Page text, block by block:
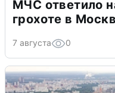
МЧС ответило
грохоте в
7 августа 0